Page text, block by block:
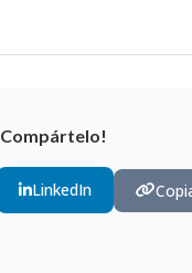
LinkedIn